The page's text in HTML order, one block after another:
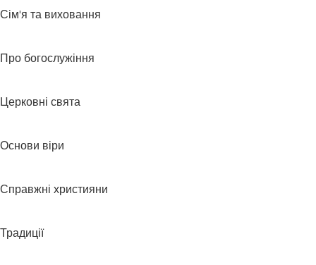
Сім'я та виховання
Про богослужіння
Церковні свята
Основи віри
Справжні християни
Традиції